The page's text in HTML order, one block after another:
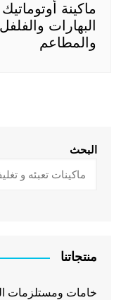
ماكينة
البهارات
والمطاعم
البحث
منتجاتنا
خامات ومستلزمات